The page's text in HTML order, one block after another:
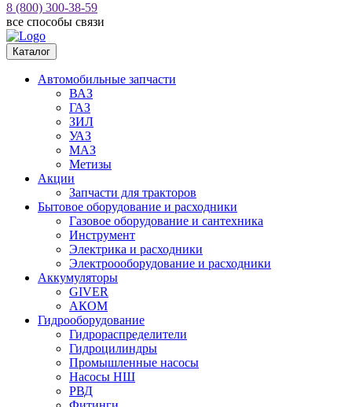
8 (800) 300-38-59
все способы связи
Каталог
Автомобильные запчасти
ВАЗ
ГАЗ
ЗИЛ
УАЗ
МАЗ
Метизы
Акции
Запчасти для тракторов
Бытовое оборудование и расходники
Газовое оборудование и сантехника
Инструмент
Электрика и расходники
Электроооборудование и расходники
Аккумуляторы
GIVER
АКОМ
Гидрооборудование
Гидрораспределители
Гидроцилиндры
Промышленные насосы
Насосы НШ
РВД